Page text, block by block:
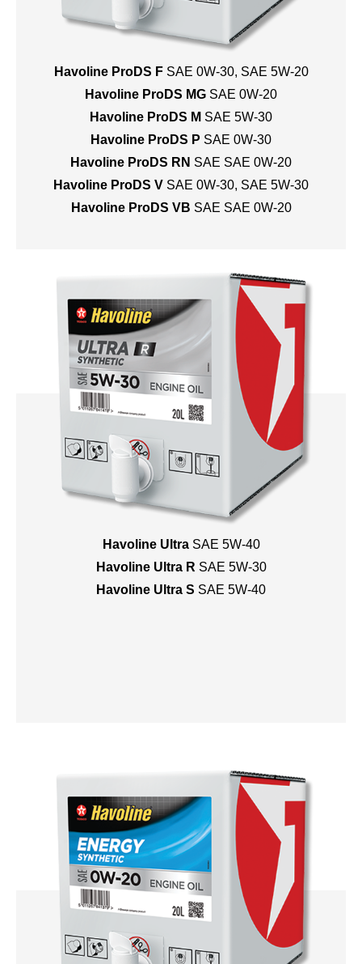
Havoline ProDS F SAE 0W-30, SAE 5W-20
Havoline ProDS MG SAE 0W-20
Havoline ProDS M SAE 5W-30
Havoline ProDS P SAE 0W-30
Havoline ProDS RN SAE SAE 0W-20
Havoline ProDS V SAE 0W-30, SAE 5W-30
Havoline ProDS VB SAE SAE 0W-20
Havoline UltraSAE 5W-40
Havoline Ultra R SAE 5W-30
Havoline Ultra S SAE 5W-40